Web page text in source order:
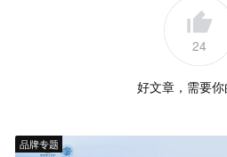
24
好文章，需要
品牌专题